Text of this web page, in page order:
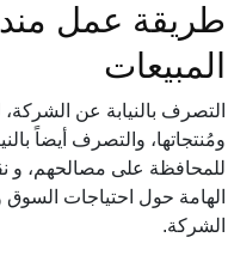
طريقة عمل
المبيعات
التصرف بالنيابة عن الشركة،
ومُنتجاتها، والتصرف أيضاً
للمحافظة على مصالحهم، و
الهامة حول احتياجات السوق
الشركة.